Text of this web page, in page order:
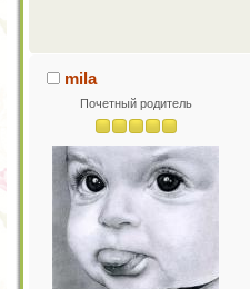
mila
Почетный родитель